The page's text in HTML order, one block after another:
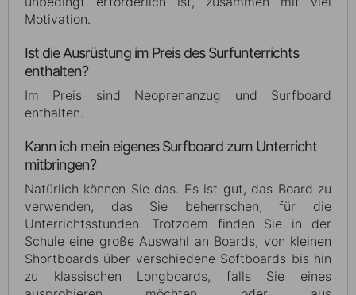
Motivation.
Ist die Ausrüstung im Preis des Surfunterrichts
enthalten?
Im Preis sind Neoprenanzug und Surfboard
enthalten.
Kann ich mein eigenes Surfboard zum Unterricht
mitbringen?
Natürlich können Sie das. Es ist gut, das Board zu
verwenden, das Sie beherrschen, für die
Unterrichtsstunden. Trotzdem finden Sie in der
Schule eine große Auswahl an Boards, von kleinen
Shortboards über verschiedene Softboards bis hin
zu klassischen Longboards, falls Sie eines